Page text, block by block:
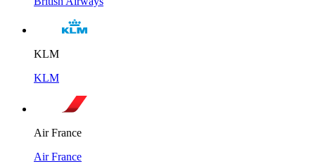
KLM
KLM
Air France
Air France